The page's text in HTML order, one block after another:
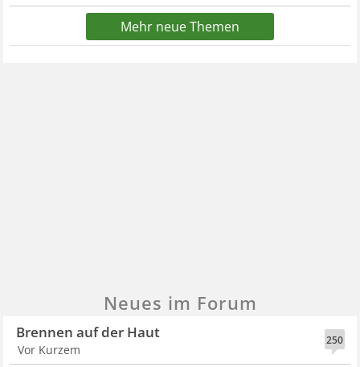
Mehr neue Themen
Neues im Forum
250
Brennen auf der Haut
Vor Kurzem